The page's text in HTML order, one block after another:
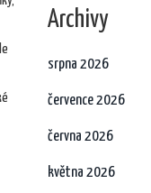
Archivy
srpna 2026
července 2026
června 2026
května 2026